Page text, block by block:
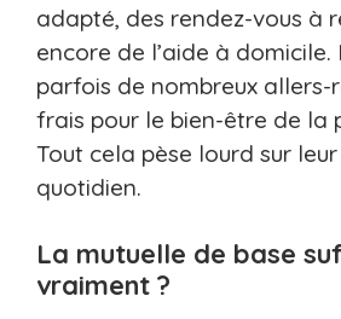
adapté, des rendez-vous à
encore de l’aide à domicile.
parfois de nombreux allers-
frais pour le bien-être de la
Tout cela pèse lourd sur
quotidien.
La mutuelle de base
vraiment ?